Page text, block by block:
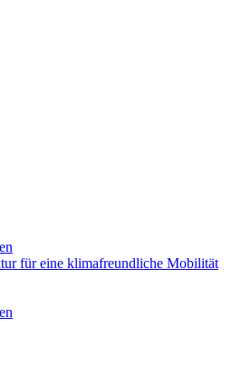
für eine klimafreundliche Mobilität